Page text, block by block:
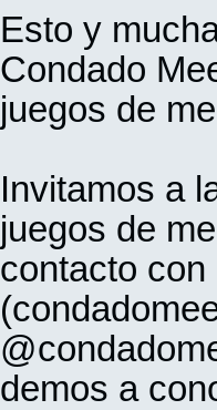
Esto y
Condado
juegos de
Invitamos a
juegos de
contacto
demos a